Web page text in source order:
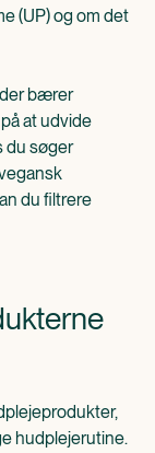
(UP) og om det
der bærer
at udvide
du søger
du filtrere
hudplejerutine.